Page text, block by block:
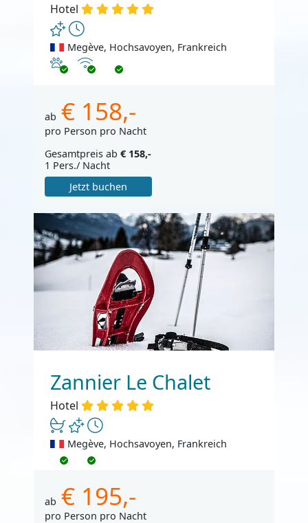
Hotel
Megève, Hochsavoyen, Frankreich
Haustiere erlaubt
Internet
ab € 158,-
pro Person pro Nacht
Gesamtpreis ab € 158,-
1 Pers./ Nacht
Jetzt buchen
Zannier Le Chalet
Hotel
Megève, Hochsavoyen, Frankreich
ab € 195,-
pro Person pro Nacht